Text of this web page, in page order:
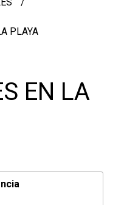
PLAYA
EN LA